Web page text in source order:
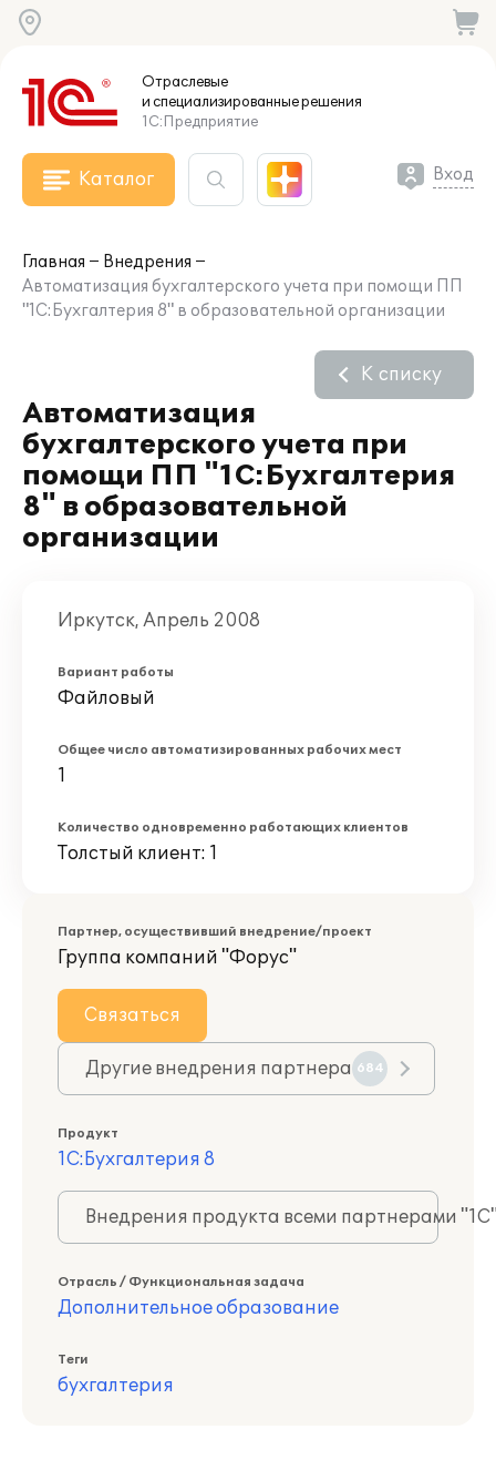
Отраслевые
и специализированныерешения
1С:Предприятие
Каталог Вход
Главная
Внедрения
Автоматизация бухгалтерского учета при помощи ПП
"1С:Бухгалтерия 8" в образовательной организации
Автоматизация
бухгалтерского учета при
помощи ПП "1С:Бухгалтерия
8" в образовательной
организации
К списку
Иркутск, Апрель 2008
Вариант работы
Файловый
Общее число автоматизированных рабочих мест
1
Количество одновременно работающих клиентов
Толстый клиент: 1
Партнер, осуществивший внедрение/проект
Группа компаний "Форус"
Связаться
Другие внедрения партнера 684
Продукт
1С:Бухгалтерия 8
Внедрения продукта всеми партнерами
Отрасль / Функциональная задача
Дополнительное образование
Теги
бухгалтерия